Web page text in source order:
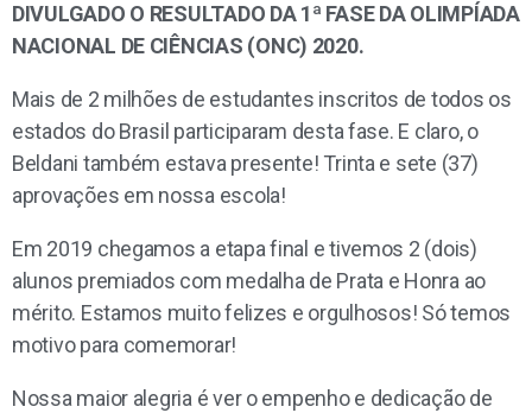
DIVULGADO O RESULTADO DA 1ª FASE DA OLIMPÍADA
NACIONAL DE CIÊNCIAS (ONC) 2020.
Mais de 2 milhões de estudantes inscritos de todos os
estados do Brasil participaram desta fase. E claro, o
Beldani também estava presente! Trinta e sete (37)
aprovações em nossa escola!
Em 2019 chegamos a etapa final e tivemos 2 (dois)
alunos premiados com medalha de Prata e Honra ao
mérito. Estamos muito felizes e orgulhosos! Só temos
motivo para comemorar!
Nossa maior alegria é ver o empenho e dedicação de